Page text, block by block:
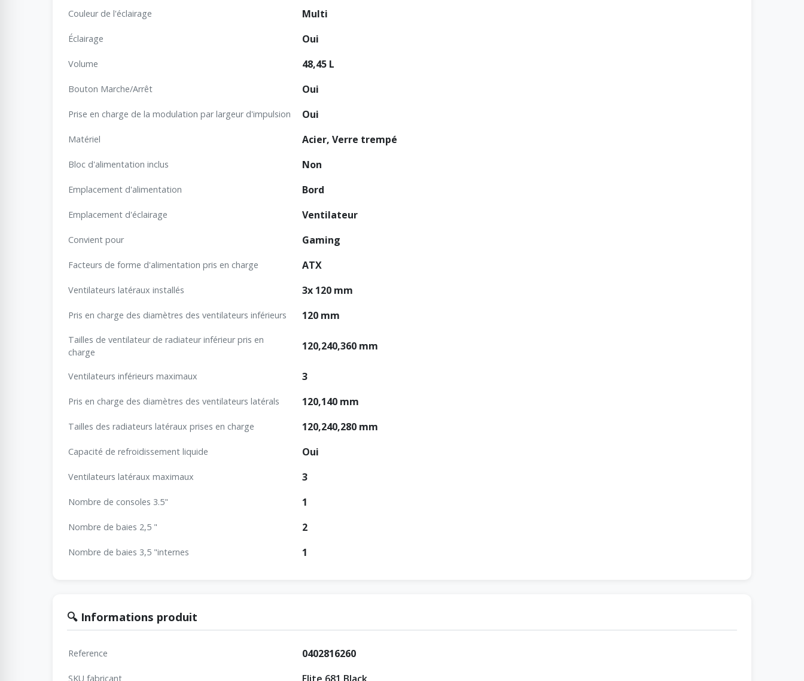
Couleur de l'éclairage Multi
Éclairage Oui
Volume 48,45 L
Bouton Marche/Arrêt Oui
Prise en charge de la modulation par largeur d'impulsion Oui
Matériel Acier, Verre trempé
Bloc d'alimentation inclus Non
Emplacement d'alimentation Bord
Emplacement d'éclairage Ventilateur
Convient pour Gaming
Facteurs de forme d'alimentation pris en charge ATX
Ventilateurs latéraux installés 3x 120 mm
Pris en charge des diamètres des ventilateurs inférieurs 120 mm
Tailles de ventilateur de radiateur inférieur pris en
charge
120,240,360 mm
Ventilateurs inférieurs maximaux 3
Pris en charge des diamètres des ventilateurs latérals 120,140 mm
Tailles des radiateurs latéraux prises en charge 120,240,280 mm
Capacité de refroidissement liquide Oui
Ventilateurs latéraux maximaux 3
Nombre de consoles 3.5" 1
Nombre de baies 2,5 " 2
Nombre de baies 3,5 "internes 1
🔍 Informations produit
Reference 0402816260
SKU fabricant